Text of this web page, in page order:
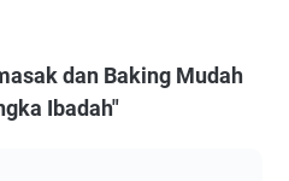
dan Baking Mudah
Ibadah"